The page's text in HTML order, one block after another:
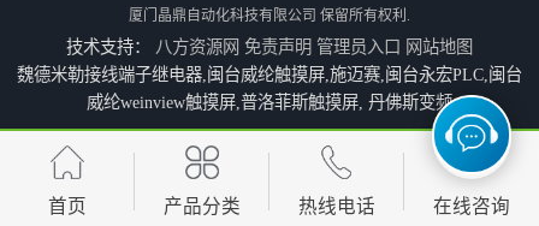
福建代理闽台威纶触摸屏MT8102IP
厦门晶鼎自动化科技有限公司 保留所有权利.
技术支持： 八方资源网 免责声明 管理员入口 网站地图
魏德米勒接线端子继电器,闽台威纶触摸屏,施迈赛,闽台永宏PLC,闽台
威纶weinview触摸屏,普洛菲斯触摸屏, 丹佛斯变频
首页 产品分类 热线电话 在线咨询